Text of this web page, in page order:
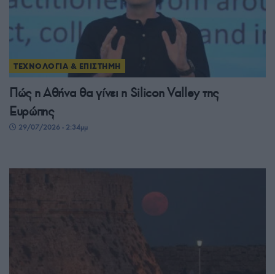
ΤΕΧΝΟΛΟΓΙΑ & ΕΠΙΣΤΗΜΗ
Πώς η Αθήνα θα γίνει η Silicon Valley της
Ευρώπης
29/07/2026 - 2:34μμ